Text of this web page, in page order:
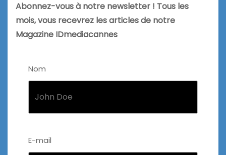
Abonnez-vous à notre newsletter ! Tous les
mois, vous recevrez les articles de notre
Magazine IDmediacannes
Nom
E-mail